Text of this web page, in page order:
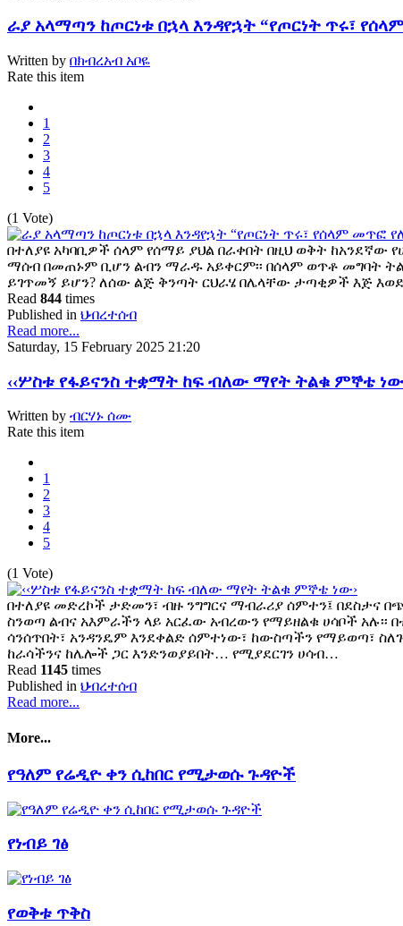
ራያ አላማጣን ከጦርነቱ በኋላ እንዳየኋት “የጦርነት ጥሩ፣
Written by በክብረአብ አቦዬ
Rate this item
1
2
3
4
5
(1 Vote)
በተለያዩ አካባቢዎች ሰላም የሰማይ ያህል በራቀበት በዚህ ወቅት ከአንደኛው
ማሰብ በመጠኑም ቢሆን ልብን ማራዱ አይቀርም፡፡ በሰላም ወጥቶ መግባት
ይገጥመኝ ይሆን? ለሰው ልጅ ቅንጣት ርህራሄ በሌላቸው ታጣቂዎች እጅ
Read 844 times
Published in ህብረተሰብ
Read more...
Saturday, 15 February 2025 21:20
‹‹ሦስቱ የፋይናንስ ተቋማት ከፍ ብለው ማየት ትልቁ ምኞቴ
Written by ብርሃኑ ሰሙ
Rate this item
1
2
3
4
5
(1 Vote)
በተለያዩ መድረኮች ታድመን፣ ብዙ ንግግርና ማብራሪያ ሰምተን፤ በደስታና
ስንወጣ ልብና አእምራችን ላይ አርፈው አብረውን የማይዘልቁ ሀሳቦች
ሳንሰጥበት፣ አንዳንዴም እንደቀልድ ሰምተነው፣ ከውስጣችን የማይወጣ፣
ከራሳችንና ከሌሎች ጋር እንድንወያይበት… የሚያደርገን ሀሳብ…
Read 1145 times
Published in ህብረተሰብ
Read more...
More...
የዓለም የሬዲዮ ቀን ሲከበር የሚታወሱ ጉዳዮች
የነብይ ገፅ
የወቅቱ ጥቅስ